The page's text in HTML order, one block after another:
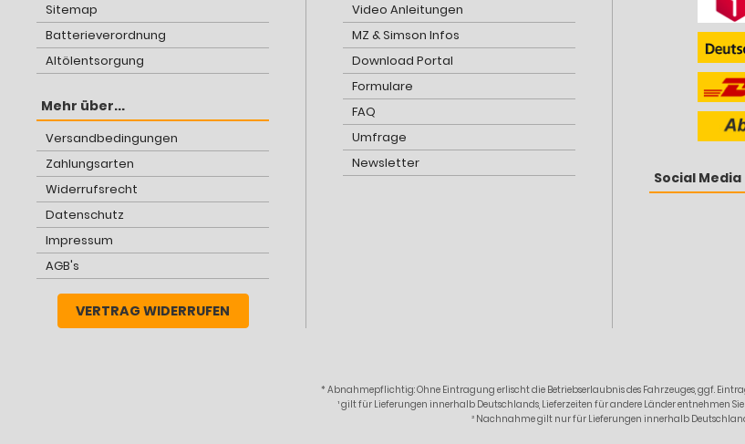
Sitemap
Batterieverordnung
Altölentsorgung
Mehr über...
Versandbedingungen
Zahlungsarten
Widerrufsrecht
Datenschutz
Impressum
AGB's
VERTRAG WIDERRUFEN
Video Anleitungen
MZ & Simson Infos
Download Portal
Formulare
FAQ
Umfrage
Newsletter
Social Media
* Abnahmepflichtig: Ohne Eintragung erlischt die Betriebserlaubnis des Fahrzeuges, ggf.
¹ gilt für Lieferungen innerhalb Deutschlands, Lieferzeiten für andere Länder entnehmen
² Nachnahme gilt nur für Lieferungen innerhalb